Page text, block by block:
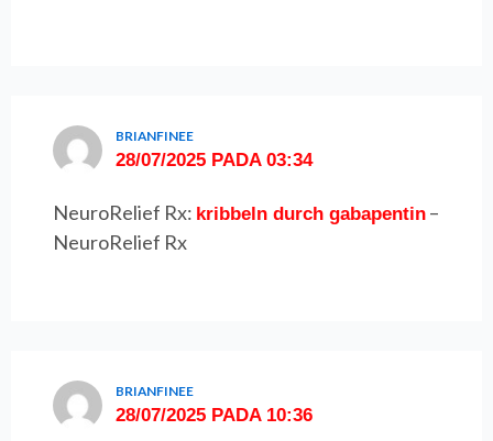
BRIANFINEE
28/07/2025 PADA 03:34
NeuroRelief Rx: kribbeln durch gabapentin –
NeuroRelief Rx
BRIANFINEE
28/07/2025 PADA 10:36